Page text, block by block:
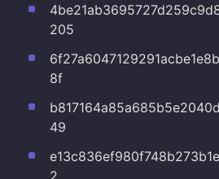
205
8f
49
2